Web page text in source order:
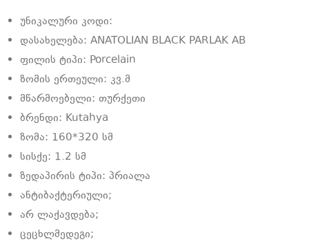
უნიკალური კოდი:
დასახელება: ANATOLIAN BLACK PARLAK AB
ფილის ტიპი: Porcelain
ზომის ერთეული: კვ.მ
მწარმოებელი: თურქეთი
ბრენდი: Kutahya
ზომა: 160*320 სმ
სისქე: 1.2 სმ
ზედაპირის ტიპი: პრიალა
ანტიბაქტერიული;
არ ლაქავდება;
ცეცხლმედეგი;